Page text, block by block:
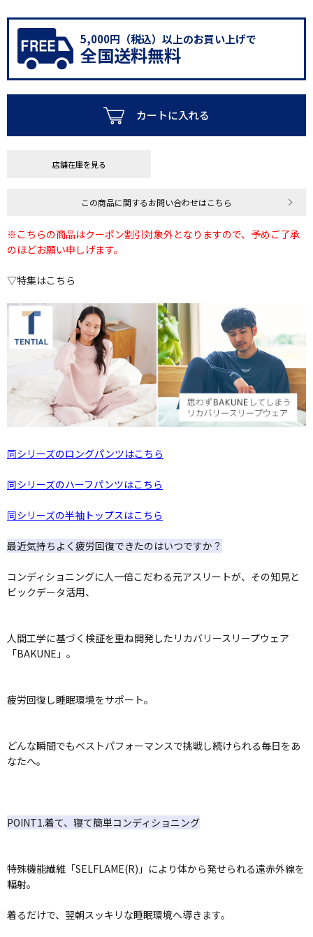
5,000円（税込）以上のお買い上げで
全国送料無料
カートに入れる
店舗在庫を見る
この商品に関するお問い合わせはこちら
※こちらの商品はクーポン割引対象外となりますので、予めご了承
のほどお願い申しげます。
▽特集はこちら
同シリーズのロングパンツはこちら
同シリーズのハーフパンツはこちら
同シリーズの半袖トップスはこちら
最近気持ちよく疲労回復できたのはいつですか？
コンディショニングに人一倍こだわる元アスリートが、その知見と
ビックデータ活用、
人間工学に基づく検証を重ね開発したリカバリースリープウェア
「BAKUNE」。
疲労回復し睡眠環境をサポート。
どんな瞬間でもベストパフォーマンスで挑戦し続けられる毎日をあ
なたへ。
POINT1.着て、寝て簡単コンディショニング
特殊機能繊維「SELFLAME(R)」により体から発せられる遠赤外線を
輻射。
着るだけで、翌朝スッキリな睡眠環境へ導きます。